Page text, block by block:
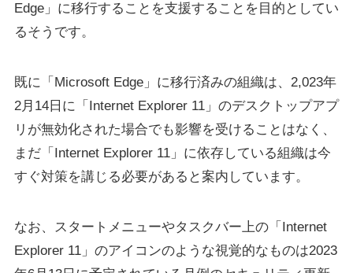
Edge」に移行することを支援することを目的としてい
るそうです。
既に「Microsoft Edge」に移行済みの組織は、2,023年
2月14日に「Internet Explorer 11」のデスクトップアプ
リが無効化された場合でも影響を受けることはなく、
まだ「Internet Explorer 11」に依存している組織は今
すぐ対策を講じる必要があると案内しています。
なお、スタートメニューやタスクバー上の「Internet
Explorer 11」のアイコンのような視覚的なものは2023